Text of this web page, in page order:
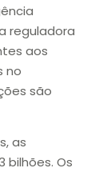
reguladora
aos
no
são
as
bilhões. Os